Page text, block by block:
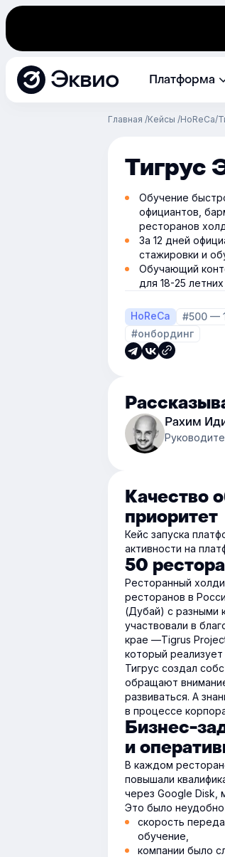
Эквио Платформа
Главная Кейсы HoReCa
Тигрус
Обучение
официантов,
ресторанов
За 12 дней
стажировки и
Обучающий
для 18-25
HoReCa #500 —
#онбординг
Рахим
Качество
приоритет
Кейс запуска
активности на
50
Ресторанный
ресторанов в
(Дубай) с разными
участвовали в
крае —Tigrus
который
Тигрус создал
обращают
развиваться. А
в процессе
Бизнес-
и
В каждом
повышали
через Google Disk,
Это было неудобно
скорость
обучение,
компании было